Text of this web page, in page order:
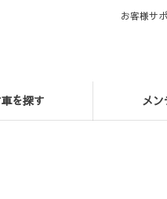
を探す メ
お客様サ